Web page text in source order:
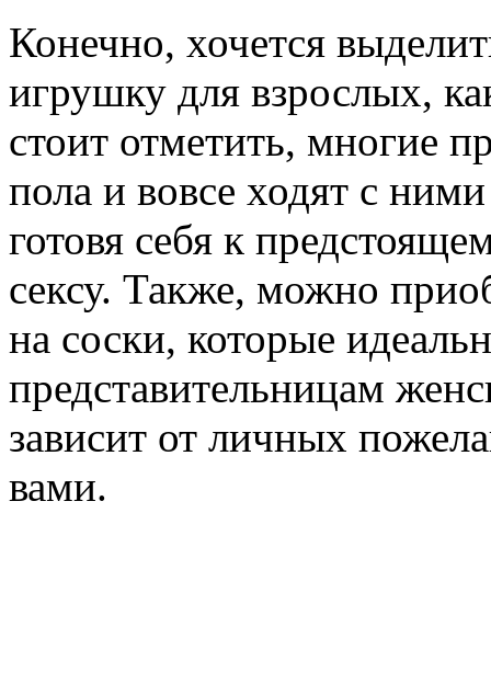
Конечно, хочется
игрушку для взрослых,
стоит отметить, многие
пола и вовсе ходят с
готовя себя к
сексу. Также, можно
на соски, которые
представительницам
зависит от личных
вами.